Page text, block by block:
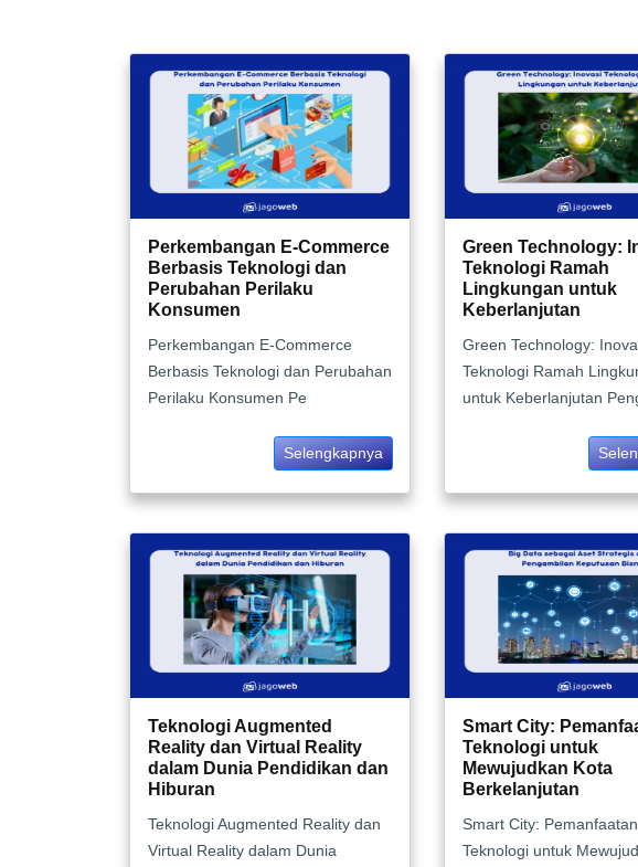
Perkembangan E-Commerce
Berbasis Teknologi dan
Perubahan Perilaku
Konsumen
Perkembangan E-Commerce
Berbasis Teknologi dan Perubahan
Perilaku Konsumen Pe
Selengkapnya
Green Technology:
Teknologi Ramah
Lingkungan untuk
Keberlanjutan
Green Technology:
Teknologi Ramah
untuk Keberlanjutan
Teknologi Augmented
Reality dan Virtual Reality
dalam Dunia Pendidikan dan
Hiburan
Teknologi Augmented Reality dan
Virtual Reality dalam Dunia
Smart City:
Teknologi untuk
Mewujudkan Kota
Berkelanjutan
Smart City: Pemanfaatan
Teknologi untuk